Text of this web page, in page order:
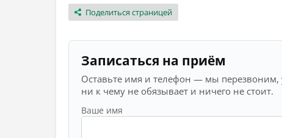
Поделиться страницей
Записаться на приём
Оставьте имя и телефон — мы перезвоним,
ни к чему не обязывает и ничего не стоит.
Ваше имя